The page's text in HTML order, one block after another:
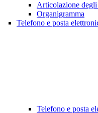
Articolazione
Organigramma
Telefono e posta
Telefono e posta